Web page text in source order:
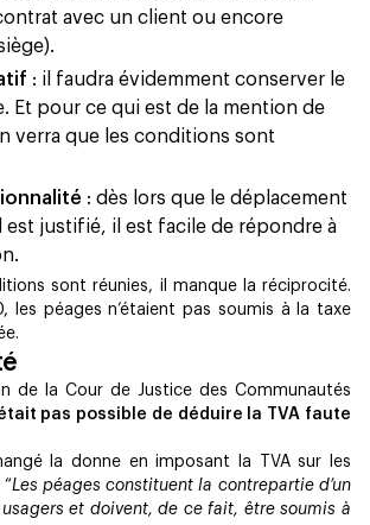
avec un client ou encore
: il faudra évidemment conserver le
Et pour ce qui est de la mention de
verra que les conditions sont
: dès lors que le déplacement
justifié, il est facile de répondre à
sont réunies, il manque la réciprocité.
les péages n’étaient pas soumis à la taxe
de la Cour de Justice des Communautés
pas possible de déduire la TVA faute
la donne en imposant la TVA sur les
Les péages constituent la contrepartie d’un
et doivent, de ce fait, être soumis à